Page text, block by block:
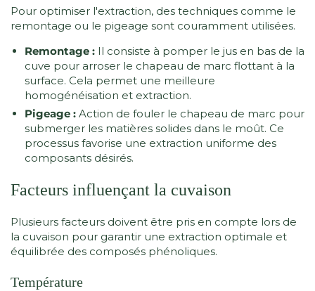
Pour optimiser l'extraction, des techniques comme le
remontage ou le pigeage sont couramment utilisées.
Remontage : Il consiste à pomper le jus en bas de la
cuve pour arroser le chapeau de marc flottant à la
surface. Cela permet une meilleure
homogénéisation et extraction.
Pigeage : Action de fouler le chapeau de marc pour
submerger les matières solides dans le moût. Ce
processus favorise une extraction uniforme des
composants désirés.
Facteurs influençant la cuvaison
Plusieurs facteurs doivent être pris en compte lors de
la cuvaison pour garantir une extraction optimale et
équilibrée des composés phénoliques.
Température